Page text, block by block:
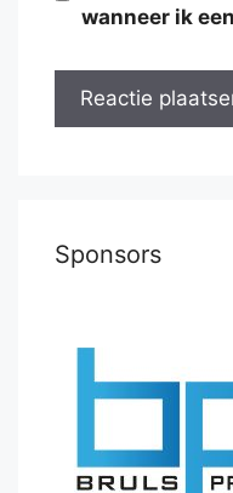
wanneer ik
Sponsors